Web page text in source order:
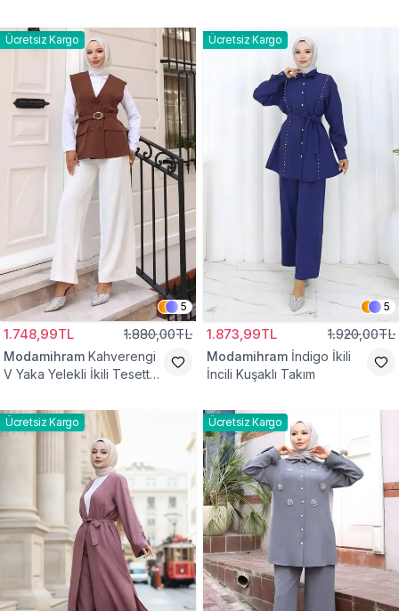
Ücretsiz Kargo
5
1.748,99TL 1.880,00TL
Modamihram Kahverengi
V Yaka Yelekli İkili Tesettür
Ücretsiz Kargo
5
1.873,99TL 1.920,00TL
Modamihram İndigo İkili
İncili Kuşaklı Takım
Ücretsiz Kargo Ücretsiz Kargo